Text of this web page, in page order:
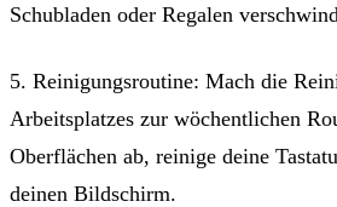
Schubladen oder Regalen
5. Reinigungsroutine: Mach die
Arbeitsplatzes zur wöchentlichen
Oberflächen ab, reinige deine
deinen Bildschirm.